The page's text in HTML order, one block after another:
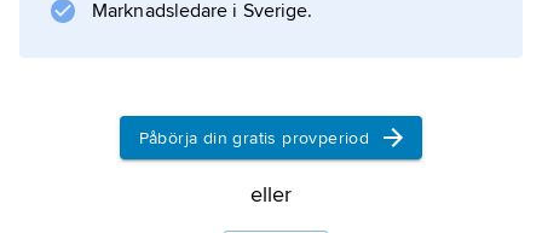
Information om artikeln
Marknadsledare i Sverige.
Påbörja din gratis provperiod
eller